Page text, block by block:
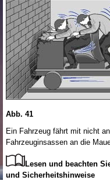
Abb. 41
Ein Fahrzeug fährt mit nicht
Fahrzeuginsassen an die
Lesen und beachten
und Sicherheitshinweise